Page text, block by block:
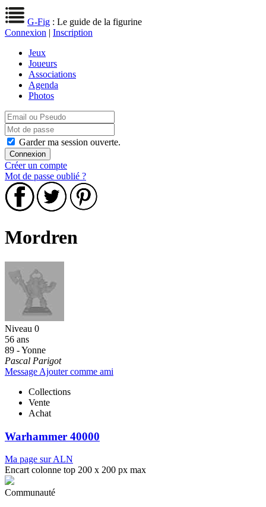
G-Fig : Le guide de la figurine
Connexion | Inscription
Jeux
Joueurs
Associations
Agenda
Photos
Garder ma session ouverte.
Créer un compte
Mot de passe oublié ?
Mordren
Niveau 0
56 ans
89 - Yonne
Pascal Parigot
Message Ajouter comme ami
Collections
Vente
Achat
Warhammer 40000
Ma page sur ALN
Encart colonne top 200 x 200 px max
Communauté